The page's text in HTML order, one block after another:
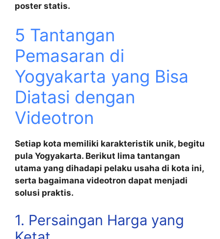
poster statis.
5 Tantangan
Pemasaran di
Yogyakarta yang Bisa
Diatasi dengan
Videotron
Setiap kota memiliki karakteristik unik, begitu
pula Yogyakarta. Berikut lima tantangan
utama yang dihadapi pelaku usaha di kota ini,
serta bagaimana videotron dapat menjadi
solusi praktis.
1. Persaingan Harga yang